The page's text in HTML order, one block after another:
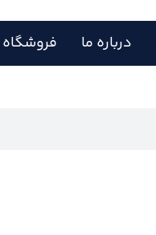
درباره ما فروشگاه